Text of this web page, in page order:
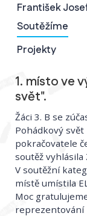
František
Soutěžíme
Projekty
1. místo ve
svět".
Žáci 3. B se
Pohádkový svět
pokračovatele
soutěž vyhlásila
V soutěžní
místě umístila
Moc
reprezentování